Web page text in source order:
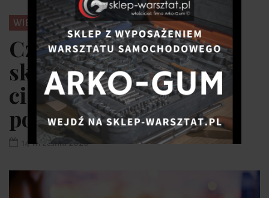
WIEDZA MOTORYZACYJNA
Czy dodanie wagi do
skrzyni ładunkowej
ciężarówki pomaga w
poprawieniu trakcji?
14 września 2020